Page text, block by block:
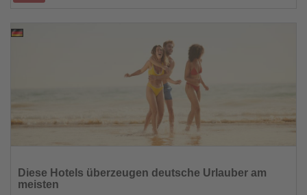
die
Nachrichten
Diese Hotels überzeugen deutsche Urlauber am
meisten